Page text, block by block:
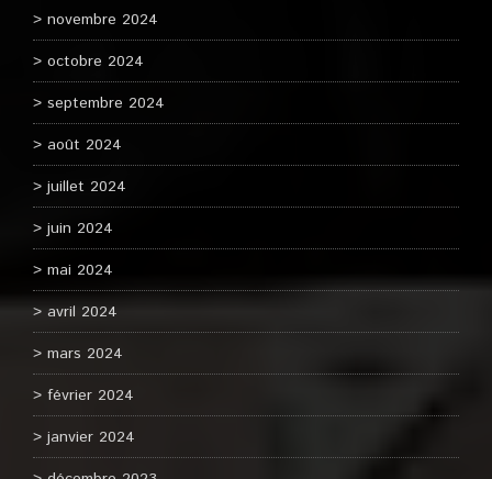
novembre 2024
octobre 2024
septembre 2024
août 2024
juillet 2024
juin 2024
mai 2024
avril 2024
mars 2024
février 2024
janvier 2024